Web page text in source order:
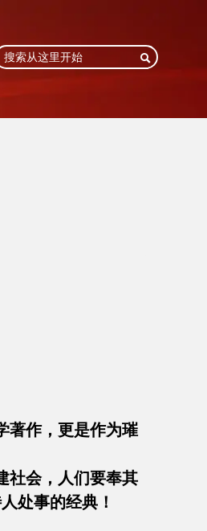

著作，更是作为璀
社会，人们要奉其
处事的经典！